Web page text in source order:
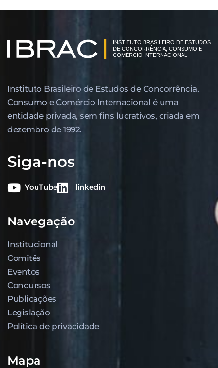
Instituto Brasileiro de Estudos de Concor­rência,
Consumo e Comércio Internacional é uma
entidade privada, sem fins lucrativos, criada em
dezembro de 1992.
Siga-nos
YouTube linkedin
Navegação
Institucional
Comitês
Eventos
Concursos
Publicações
Legislação
Política de privacidade
Mapa